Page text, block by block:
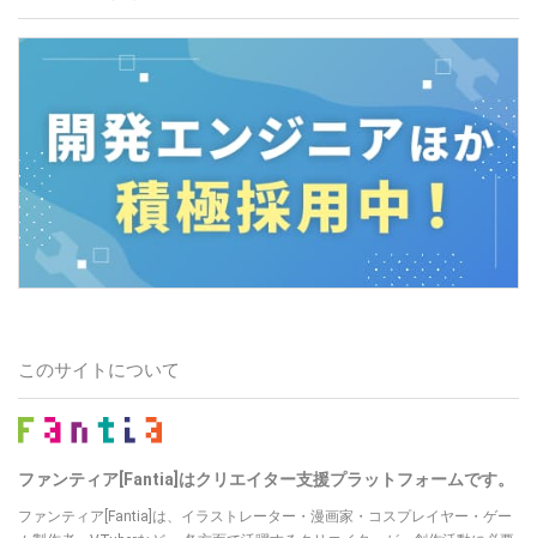
このサイトについて
ファンティア[Fantia]はクリエイター支援プラットフォームです。
ファンティア[Fantia]は、イラストレーター・漫画家・コスプレイヤー・ゲー